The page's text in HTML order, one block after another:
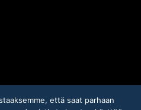
että saat parhaan